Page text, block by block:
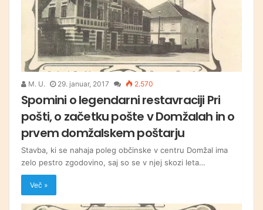
M. U. 29. januar, 2017 2.570
Spomini o legendarni restavraciji Pri
pošti, o začetku pošte v Domžalah in o
prvem domžalskem poštarju
Stavba, ki se nahaja poleg občinske v centru Domžal ima
zelo pestro zgodovino, saj so se v njej skozi leta…
Več »